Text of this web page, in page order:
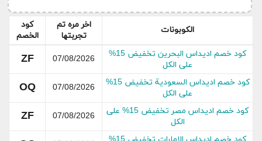
يمكنكم الإضطلاع على جميعأكواد خصماديداس
بكوبونات اديداس
عن اديداس الكويت
الكوبونات
اخر مره تم
تجربتها
كود
الخصم
كود خصم اديداس البحرين تخفيض 15%
على الكل
07/08/2026
ZF
كود خصم اديداس السعودية تخفيض 15%
على الكل
07/08/2026
OQ
كود خصم اديداس مصر تخفيض 15% على
الكل
07/08/2026
ZF